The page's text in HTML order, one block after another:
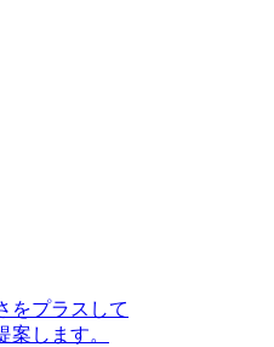
をプラスして
します。